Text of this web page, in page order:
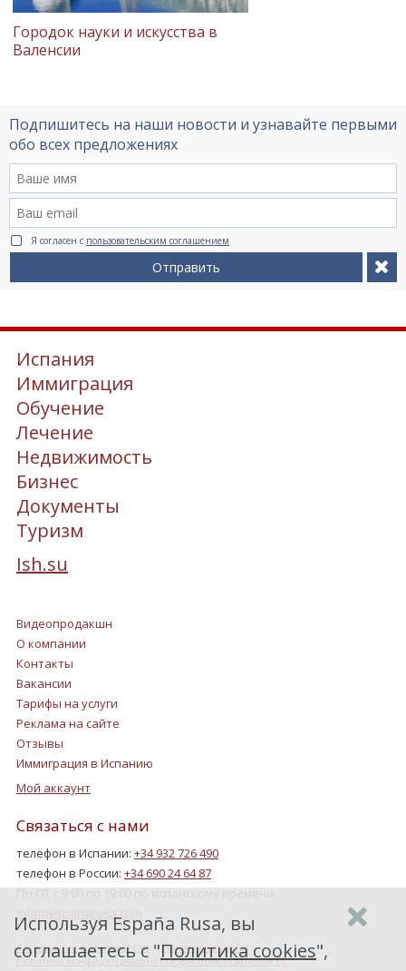
Городок науки и искусства в
Валенсии
Подпишитесь на наши новости и узнавайте первыми
обо всех предложениях
Я согласен с пользовательским соглашением
Отправить
Испания
Иммиграция
Обучение
Лечение
Недвижимость
Бизнес
Документы
Туризм
Ish.su
Видеопродакшн
О компании
Контакты
Вакансии
Тарифы на услуги
Реклама на сайте
Отзывы
Иммиграция в Испанию
Мой аккаунт
Связаться с нами
телефон в Испании: +34 932 726 490
телефон в России: +34 690 24 64 87
ПН-ПТ с 9:00 по 19:00 по испанскому времени.
Соглашение пользователя
Политика cookies
Политика конфиденциальности для пользователей ЕС
Используя España Rusa, вы
соглашаетесь с "Политика cookies",